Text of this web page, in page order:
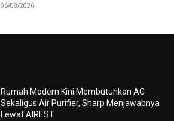
06/08/2026
Rumah Modern Kini Membutuhkan AC
Sekaligus Air Purifier, Sharp Menjawabnya
Lewat AIREST